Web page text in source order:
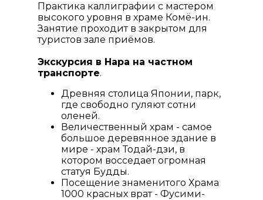
Практика каллиграфии с мастером
высокого уровня в храме Комё-ин.
Занятие проходит в закрытом для
туристов зале приёмов.
Экскурсия в Нара на частном
транспорте.
Древняя столица Японии, парк,
где свободно гуляют сотни
оленей.
Величественный храм - самое
большое деревянное здание в
мире - храм Тодай-дзи, в
котором восседает огромная
статуя Будды.
Посещение знаменитого Храма
1000 красных врат - Фусими-